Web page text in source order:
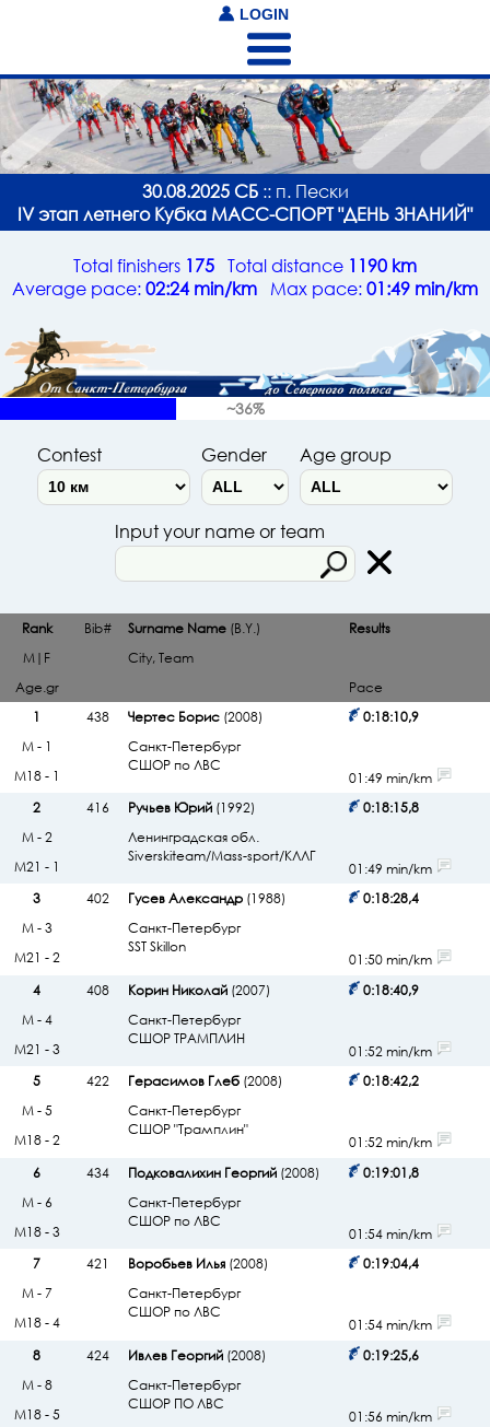
LOGIN
30.08.2025 СБ:: п. Пески
IV этап летнего Кубка МАСС-СПОРТ "ДЕНЬ ЗНАНИЙ"
Total finishers 175 Total distance 1190 km
Average pace:02:24 min/km Max pace:01:49 min/km
~36%
Contest Gender Age group
Input your name or team
Rank Bib# Surname Name(B.Y.)
City, Team
Results
M|F
Age.gr
Pace
1
438 Чертес Борис(2008)
Санкт-Петербург
СШОР по ЛВС
0:18:10,9
М - 1
М18 - 1
01:49 min/km
2
416 Ручьев Юрий(1992)
Ленинградская обл.
Siverskiteam/Mass-sport/КЛЛГ
0:18:15,8
М - 2
М21 - 1
01:49 min/km
3
402 Гусев Александр(1988)
Санкт-Петербург
SST Skillon
0:18:28,4
М - 3
М21 - 2
01:50 min/km
4
408 Корин Николай(2007)
Санкт-Петербург
СШОР ТРАМПЛИН
0:18:40,9
М - 4
М21 - 3
01:52 min/km
5
422 Герасимов Глеб(2008)
Санкт-Петербург
СШОР "Трамплин"
0:18:42,2
М - 5
М18 - 2
01:52 min/km
6
434 Подковалихин Георгий(2008)
Санкт-Петербург
СШОР по ЛВС
0:19:01,8
М - 6
М18 - 3
01:54 min/km
7
421 Воробьев Илья(2008)
Санкт-Петербург
СШОР по ЛВС
0:19:04,4
М - 7
М18 - 4
01:54 min/km
8
424 Ивлев Георгий(2008)
Санкт-Петербург
СШОР ПО ЛВС
0:19:25,6
М - 8
М18 - 5
01:56 min/km